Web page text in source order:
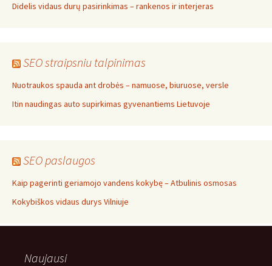
Didelis vidaus durų pasirinkimas – rankenos ir interjeras
SEO straipsniu talpinimas
Nuotraukos spauda ant drobės – namuose, biuruose, versle
Itin naudingas auto supirkimas gyvenantiems Lietuvoje
SEO paslaugos
Kaip pagerinti geriamojo vandens kokybę – Atbulinis osmosas
Kokybiškos vidaus durys Vilniuje
Naujausi